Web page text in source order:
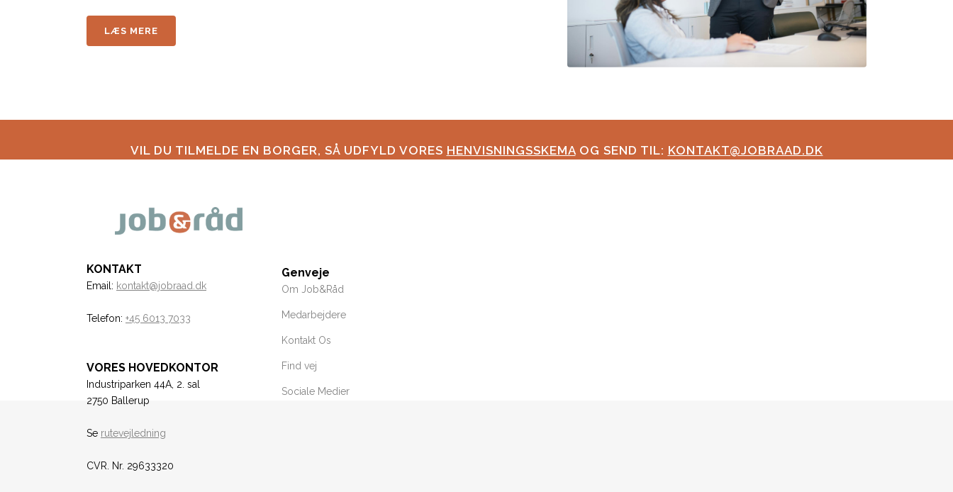
LÆS MERE
VIL DU TILMELDE EN BORGER, SÅ UDFYLD VORES HENVISNINGSSKEMAOG SEND TIL: KONTAKT@JOBRAAD.DK
KONTAKT
Email: kontakt@jobraad.dk
Telefon: +45 6013 7033
VORES HOVEDKONTOR
Industriparken 44A, 2. sal
2750 Ballerup
Se rutevejledning
CVR. Nr. 29633320
Genveje
Om Job&Råd
Medarbejdere
Kontakt Os
Find vej
Sociale Medier